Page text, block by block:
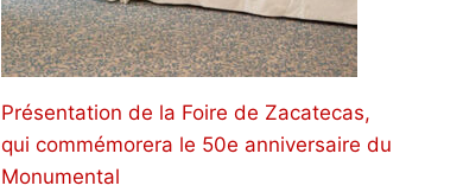
Présentation de la Foire de Zacatecas,
qui commémorera le 50e anniversaire du
Monumental